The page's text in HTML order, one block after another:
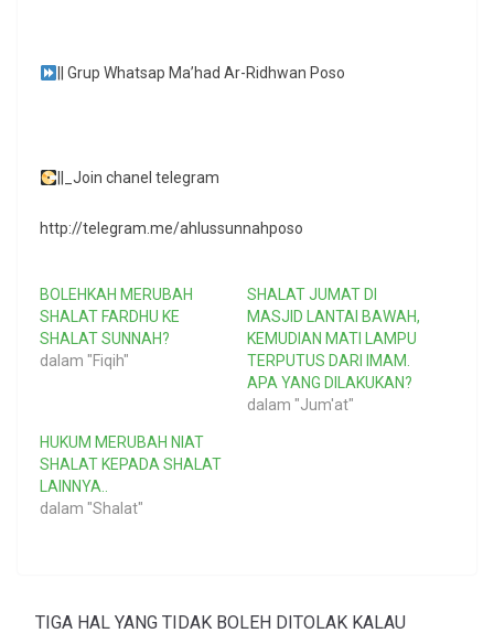
|| Grup Whatsap Ma’had Ar-Ridhwan Poso
||_Join chanel telegram
http://telegram.me/ahlussunnahposo
BOLEHKAH MERUBAH
SHALAT FARDHU KE
SHALAT SUNNAH?
dalam "Fiqih"
SHALAT JUMAT DI
MASJID LANTAI BAWAH,
KEMUDIAN MATI LAMPU
TERPUTUS DARI IMAM.
APA YANG DILAKUKAN?
dalam "Jum'at"
HUKUM MERUBAH NIAT
SHALAT KEPADA SHALAT
LAINNYA..
dalam "Shalat"
TIGA HAL YANG TIDAK BOLEH DITOLAK KALAU